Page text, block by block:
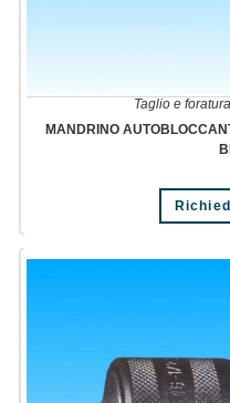
Taglio e foratura
MANDRINO